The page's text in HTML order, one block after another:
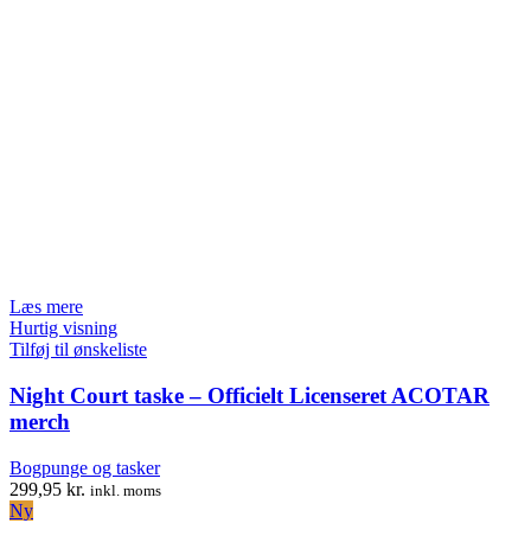
Læs mere
Hurtig visning
Tilføj til ønskeliste
Night Court taske – Officielt Licenseret ACOTAR
merch
Bogpunge og tasker
299,95 kr. inkl. moms
Ny